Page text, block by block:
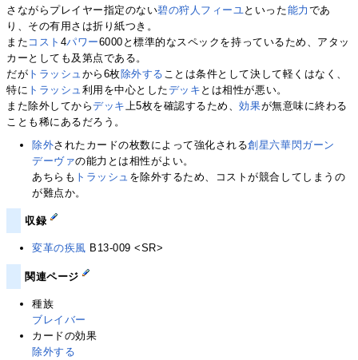
さながらプレイヤー指定のない碧の狩人フィーユ といった能力 であ
り、その有用さは折り紙つき。
また コスト 4パワー6000と標準的なスペックを持っているため、アタッ
カーとしても及第点である。
だが トラッシュ から6枚除外する ことは条件として決して軽くはなく、
特に トラッシュ 利用を中心としたデッキ とは相性が悪い。
また除外してからデッキ 上5枚を確認するため、効果が無意味に終わる
ことも稀にあるだろう。
除外されたカードの枚数によって強化される創星六華閃ガーン
デーヴァの能力とは相性がよい。
あちらも トラッシュ を除外するため、コストが競合してしまうの
が難点か。
収録
変革の疾風 B13-009 <SR>
関連ページ
種族
ブレイバー
カードの効果
除外する